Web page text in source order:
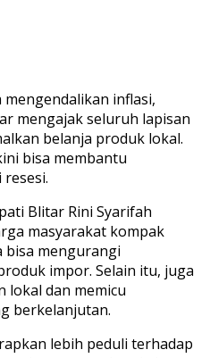
mengendalikan inflasi,
mengajak seluruh lapisan
belanja produk lokal.
bisa membantu
Blitar Rini Syarifah
masyarakat kompak
bisa mengurangi
impor. Selain itu, juga
lokal dan memicu
berkelanjutan.
lebih peduli terhadap